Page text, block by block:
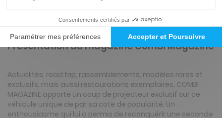
Présentation du magazine Combi Magazine
Actualités, road trip, rassemblements, modèles rares et
exclusifs, mais aussi restaurations exemplaires, COMBI
MAGAZINE apporte un coup de projecteur exclusif sur ce
véhicule unique de par sa cote de popularité. Un
enthousiasme qui lui a permis de reconquérir une seconde